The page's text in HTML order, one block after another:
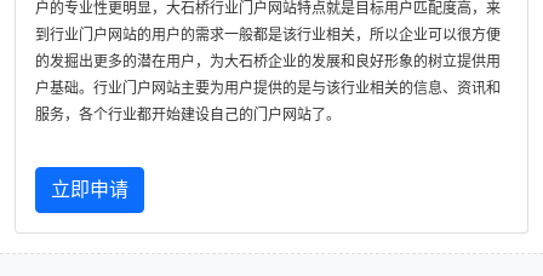
户的专业性更明显，大石桥行业门户网站特点就是目标用户匹配度高，来
到行业门户网站的用户的需求一般都是该行业相关，所以企业可以很方便
的发掘出更多的潜在用户，为大石桥企业的发展和良好形象的树立提供用
户基础。行业门户网站主要为用户提供的是与该行业相关的信息、资讯和
服务，各个行业都开始建设自己的门户网站了。
立即申请